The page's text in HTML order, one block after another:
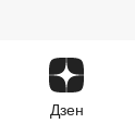
Дзен